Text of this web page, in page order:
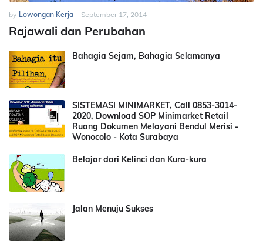
by Lowongan Kerja - September 17, 2014
Rajawali dan Perubahan
Bahagia Sejam, Bahagia Selamanya
SISTEMASI MINIMARKET, Call 0853-3014-
2020, Download SOP Minimarket Retail
Ruang Dokumen Melayani Bendul Merisi -
Wonocolo - Kota Surabaya
Belajar dari Kelinci dan Kura-kura
Jalan Menuju Sukses